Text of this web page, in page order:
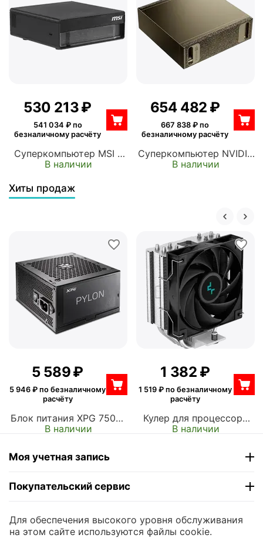
(PIO-6029U-E1CR4-1-
FT019)
Суперкомпьютер MSI с
ИИ, EdgeXpert MS-C931,
PCIe Gen. 4 SSD,
EdgeXpert-33SRU-
В наличии
530 213₽
541 034 ₽ по
безналичному расчёту
Суперкомпьютер NVIDIA
для работы с ИИ-
В наличии
654 482 ₽
667 838 ₽ по
безналичному расчёту
Хиты продаж
Блок питания XPG 750W,
PYLON ATX, активный
Bronze (PYLON750B-
BKCEU)
В наличии
5 589₽
5 946 ₽ по безналичному
расчёту
Кулер для процессора
DEEPCOOL R-AG400-
В наличии
1 382 ₽
1 519₽ по безналичному
расчёту
Моя учетная запись
Покупательский сервис
Контакты
Для обеспечения высокого уровня обслуживания
на этом сайте используются файлы cookie.